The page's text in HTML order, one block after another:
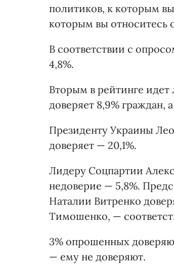
политиков, к которым
которым вы относитесь
В соответствии с
4,8%.
Вторым в рейтинге
доверяет 8,9% граждан,
Президенту Украины
доверяет — 20,1%.
Лидеру Соцпартии
недоверие — 5,8%.
Наталии Витренко
Тимошенко, —
3% опрошенных
— ему не доверяют.